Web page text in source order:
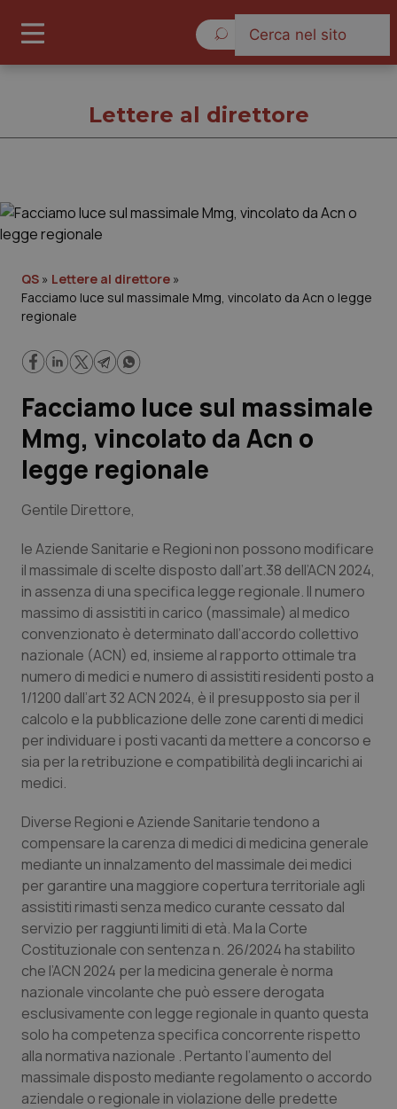
Governo e Parlamento
Regioni e Asl
Lavoro e Professioni
Scienza e Farmaci
Studi e Analisi
Edizioni Regionali
QS Pro
Professionisti Sanitari.AI
Abruzzo
Basilicata
Campania
Emilia-Romagna
Friuli Venezia Giulia
Lazio
Liguria
Lombardia
QS Pro Gold
Artrite & artrosi
Car-T
Colesterolo & coronaropatie
Dermatite Atopica
Diabete & glucometri
Disturbi dell’umore
Dolore
QS Club Newsletter
Lettere al direttore
QS » Lettere al direttore »
Facciamo luce sul massimale Mmg, vincolato da Acn o legge
regionale
Facciamo luce sul massimale
Mmg, vincolato da Acn o
legge regionale
Gentile Direttore,
le Aziende Sanitarie e Regioni non possono modificare
il massimale di scelte disposto dall’art.38 dell’ACN 2024,
in assenza di una specifica legge regionale. Il numero
massimo di assistiti in carico (massimale) al medico
convenzionato è determinato dall’accordo collettivo
nazionale (ACN) ed, insieme al rapporto ottimale tra
numero di medici e numero di assistiti residenti posto a
1/1200 dall’art 32 ACN 2024, è il presupposto sia per il
calcolo e la pubblicazione delle zone carenti di medici
per individuare i posti vacanti da mettere a concorso e
sia per la retribuzione e compatibilità degli incarichi ai
medici.
Diverse Regioni e Aziende Sanitarie tendono a
compensare la carenza di medici di medicina generale
mediante un innalzamento del massimale dei medici
per garantire una maggiore copertura territoriale agli
assistiti rimasti senza medico curante cessato dal
servizio per raggiunti limiti di età. Ma la Corte
Costituzionale con sentenza n. 26/2024 ha stabilito
che l’ACN 2024 per la medicina generale è norma
nazionale vincolante che può essere derogata
esclusivamente con legge regionale in quanto questa
solo ha competenza specifica concorrente rispetto
alla normativa nazionale . Pertanto l’aumento del
massimale disposto mediante regolamento o accordo
aziendale o regionale in violazione delle predette